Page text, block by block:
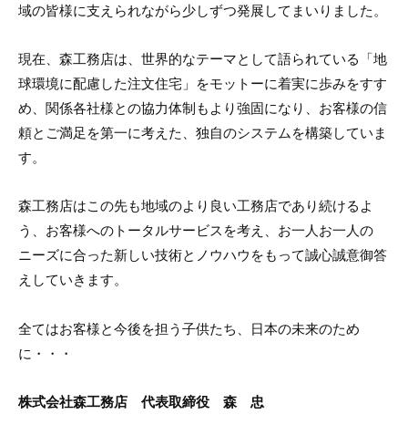
域の皆様に支えられながら少しずつ発展してまいりました。
現在、森工務店は、世界的なテーマとして語られている「地
球環境に配慮した注文住宅」をモットーに着実に歩みをすす
め、関係各社様との協力体制もより強固になり、お客様の信
頼とご満足を第一に考えた、独自のシステムを構築していま
す。
森工務店はこの先も地域のより良い工務店であり続けるよ
う、お客様へのトータルサービスを考え、お一人お一人の
ニーズに合った新しい技術とノウハウをもって誠心誠意御答
えしていきます。
全てはお客様と今後を担う子供たち、日本の未来のため
に・・・
株式会社森工務店 代表取締役 森 忠